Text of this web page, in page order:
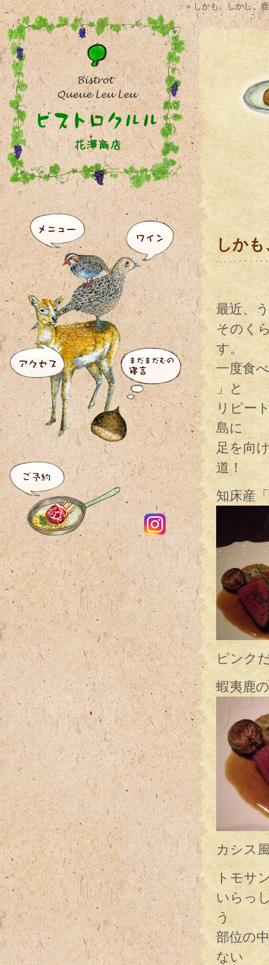
» しかも、しかし、
しか
最近、
そのく
す。
一度食
」と
リピー
島に
足を向
道！
知床産
ピンク
蝦夷鹿
カシス
トモサ
いらっ
う
部位の
ない